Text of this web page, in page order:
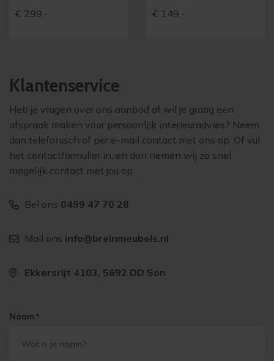
€ 299,- € 149,-
Klantenservice
Heb je vragen over ons aanbod of wil je graag een
afspraak maken voor persoonlijk interieuradvies? Neem
dan telefonisch of per e-mail contact met ons op. Of vul
het contactformulier in, en dan nemen wij zo snel
mogelijk contact met jou op.
Bel ons 0499 47 70 28
Mail ons info@breinmeubels.nl
Ekkersrijt 4103, 5692 DD Son
Naam *